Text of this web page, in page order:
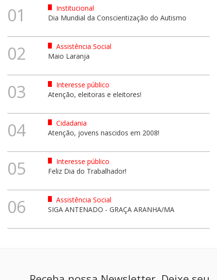
01
Institucional
Dia Mundial da Conscientização do Autismo
02
Assistência Social
Maio Laranja
03
Interesse público
Atenção, eleitoras e eleitores!
04
Cidadania
Atenção, jovens nascidos em 2008!
05
Interesse público
Feliz Dia do Trabalhador!
06
Assistência Social
SIGA ANTENADO - GRAÇA ARANHA/MA